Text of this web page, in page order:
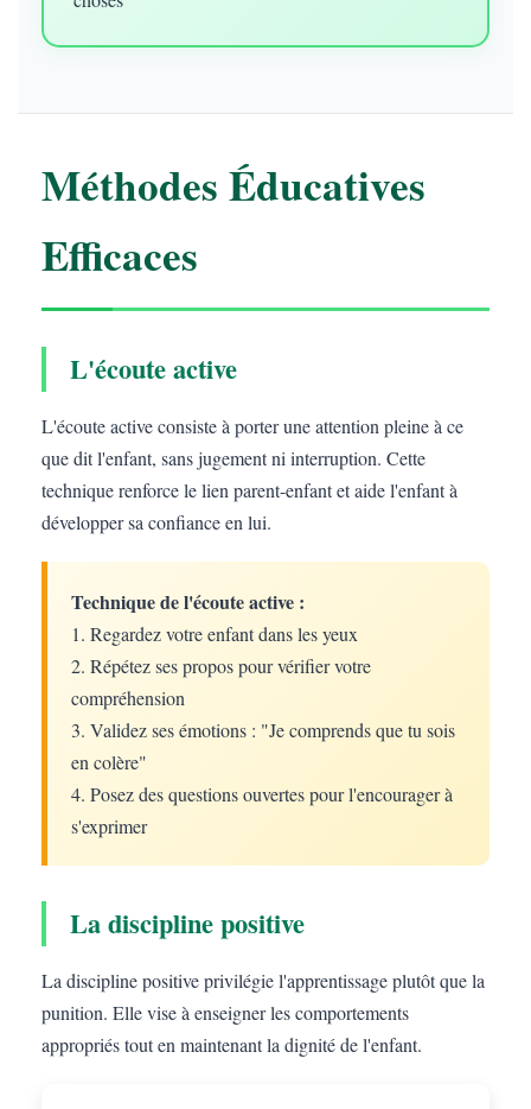
Méthodes Éducatives
Efficaces
L'écoute active
L'écoute active consiste à porter une attention pleine à ce
que dit l'enfant, sans jugement ni interruption. Cette
technique renforce le lien parent-enfant et aide l'enfant à
développer sa confiance en lui.
Technique de l'écoute active :
1. Regardez votre enfant dans les yeux
2. Répétez ses propos pour vérifier votre
compréhension
3. Validez ses émotions : "Je comprends que tu sois
en colère"
4. Posez des questions ouvertes pour l'encourager à
s'exprimer
La discipline positive
La discipline positive privilégie l'apprentissage plutôt que la
punition. Elle vise à enseigner les comportements
appropriés tout en maintenant la dignité de l'enfant.